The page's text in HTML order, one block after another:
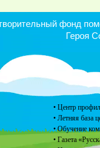
• Центр
• Летняя база
• Обучение
• Газета
фонд
Героя